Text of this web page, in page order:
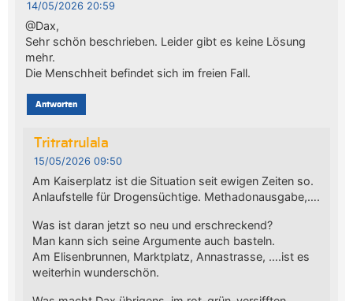
14/05/2026 20:59
@Dax,
Sehr schön beschrieben. Leider gibt es keine Lösung
mehr.
Die Menschheit befindet sich im freien Fall.
Antworten
Tritratrulala
15/05/2026 09:50
Am Kaiserplatz ist die Situation seit ewigen Zeiten so.
Anlaufstelle für Drogensüchtige. Methadonausgabe,….
Was ist daran jetzt so neu und erschreckend?
Man kann sich seine Argumente auch basteln.
Am Elisenbrunnen, Marktplatz, Annastrasse, ….ist es
weiterhin wunderschön.